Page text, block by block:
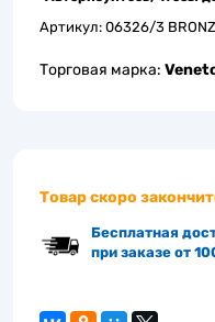
Артикул: 06326/3
Торговая марка:
Товар скоро
Бесплатная
при заказе от